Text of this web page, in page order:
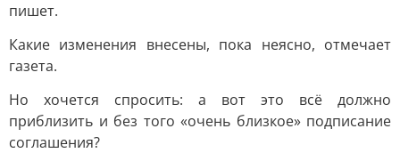
пишет.
Какие изменения внесены, пока неясно, отмечает
газета.
Но хочется спросить: а вот это всё должно
приблизить и без того «очень близкое» подписание
соглашения?